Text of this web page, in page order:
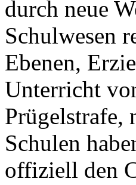
durch neue
Schulwesen
Ebenen,
Unterricht
Prügelstrafe,
Schulen
offiziell den